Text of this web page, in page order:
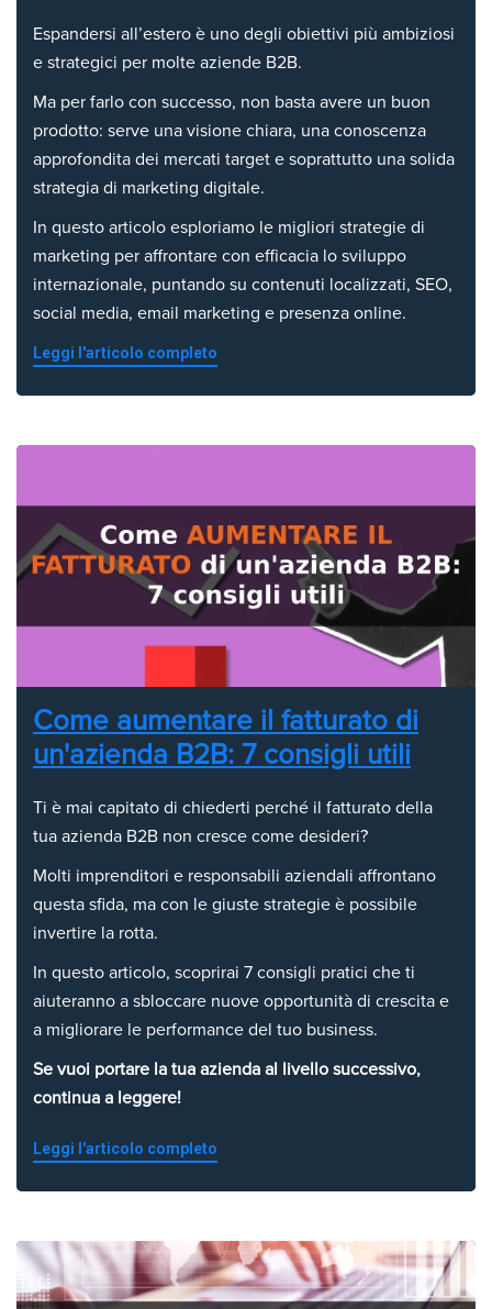
Espandersi all’estero è uno degli obiettivi più ambiziosi
e strategici per molte aziende B2B.
Ma per farlo con successo, non basta avere un buon
prodotto: serve una visione chiara, una conoscenza
approfondita dei mercati target e soprattutto una solida
strategia di marketing digitale.
In questo articolo esploriamo le migliori strategie di
marketing per affrontare con efficacia lo sviluppo
internazionale, puntando su contenuti localizzati, SEO,
social media, email marketing e presenza online.
Leggi l'articolo completo
Come aumentare il fatturato di
un'azienda B2B: 7 consigli utili
Ti è mai capitato di chiederti perché il fatturato della
tua azienda B2B non cresce come desideri?
Molti imprenditori e responsabili aziendali affrontano
questa sfida, ma con le giuste strategie è possibile
invertire la rotta.
In questo articolo, scoprirai 7 consigli pratici che ti
aiuteranno a sbloccare nuove opportunità di crescita e
a migliorare le performance del tuo business.
Se vuoi portare la tua azienda al livello successivo,
continua a leggere!
Leggi l'articolo completo